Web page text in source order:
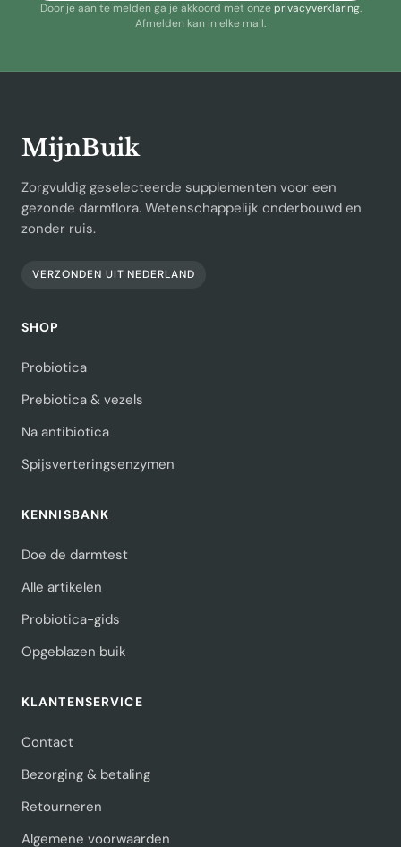
Door je aan te melden ga je akkoord met onzeprivacyverklaring.
Afmelden kan in elke mail.
MijnBuik
Zorgvuldig geselecteerde supplementen voor een
gezonde darmflora. Wetenschappelijk onderbouwd en
zonder ruis.
VERZONDEN UIT NEDERLAND
SHOP
Probiotica
Prebiotica & vezels
Na antibiotica
Spijsverteringsenzymen
KENNISBANK
Doe de darmtest
Alle artikelen
Probiotica-gids
Opgeblazen buik
KLANTENSERVICE
Contact
Bezorging & betaling
Retourneren
Algemene voorwaarden